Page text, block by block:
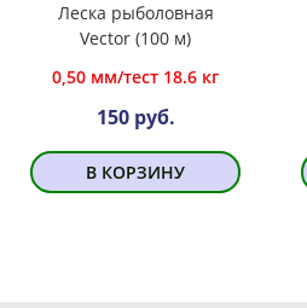
Леска рыболовная
Vector (100 м)
0,50 мм/тест 18.6 кг
150 руб.
В КОРЗИНУ